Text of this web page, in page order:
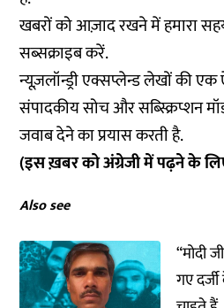
खबरों को आज़ाद रखने में हमारा
सब्सक्राइब करें.
न्यूज़लॉन्ड्री एक्सप्लेन्ड लेखों की एक
संपादकीय सोच और सब्स्क्रिप्शन
जवाब देने का प्रयास करती है.
(इस ख़बर को अंग्रेजी में पढ़ने के
Also see
“मोदी
गए